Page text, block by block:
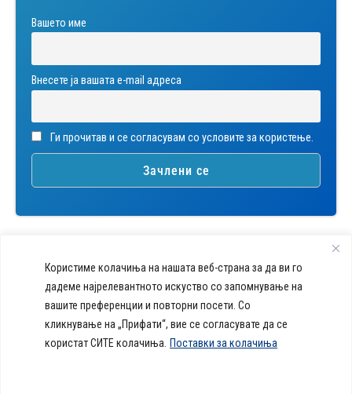
Користиме колачиња на нашата веб-страна за да ви го
дадеме најрелевантното искуство со запомнување на
вашите преференции и повторни посети. Со
кликнување на „Прифати“, вие се согласувате да се
користат СИТЕ колачиња. Поставки за колачиња
Вашето име
Внесете ја вашата е-mail адреса
Ги прочитав и се согласувам со условите за користење.
Daily Dose Of Health -
callcenter@acibademsistina.mk
+ 389 2 30 99 500